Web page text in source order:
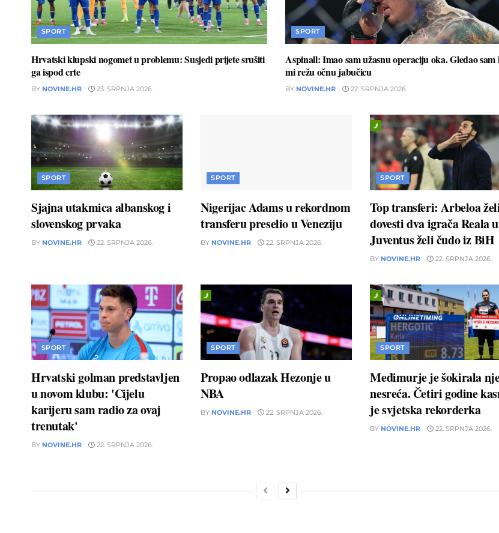
SPORT
Hrvatski klupski nogomet u problemu: Susjedi prijete srušiti
ga ispod crte
BY NOVINE.HR 23. SRPNJA 2026.
SPORT
Aspinall: Imao sam užasnu operaciju oka. Gledao sam
mi režu očnu jabučicu
BY NOVINE.HR 22. SRPNJA 2026.
SPORT
Sjajna utakmica albanskog i
slovenskog prvaka
BY NOVINE.HR 22. SRPNJA 2026.
SPORT
Nigerijac Adams u rekordnom
transferu preselio u Veneziju
BY NOVINE.HR 22. SRPNJA 2026.
SPORT
Top transferi: Arbeloa
dovesti dva igrača Reala
Juventus želi čudo iz BiH
BY NOVINE.HR 22. SRPNJA 2026.
SPORT
Hrvatski golman predstavljen
u novom klubu: 'Cijelu
karijeru sam radio za ovaj
trenutak'
BY NOVINE.HR 22. SRPNJA 2026.
SPORT
Propao odlazak Hezonje u
NBA
BY NOVINE.HR 22. SRPNJA 2026.
SPORT
Međimurje je šokirala
nesreća. Četiri godine
je svjetska rekorderka
BY NOVINE.HR 22. SRPNJA 2026.